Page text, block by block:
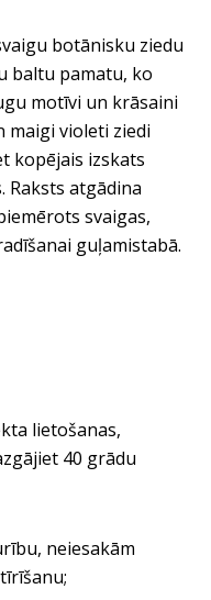
botānisku ziedu
baltu pamatu, ko
motīvi un krāsaini
maigi violeti ziedi
kopējais izskats
Raksts atgādina
svaigas,
guļamistabā.
lietošanas,
40 grādu
neiesakām